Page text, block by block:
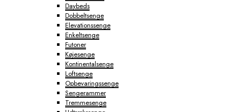
Daybeds
Dobbeltsenge
Elevationssenge
Enkeltsenge
Futoner
Køjesenge
Kontinentalsenge
Loftsenge
Opbevaringssenge
Sengerammer
Tremmesenge